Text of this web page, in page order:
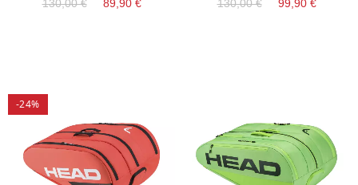
130,00 €
89,90 €
130,00 €
99,90 €
-24%